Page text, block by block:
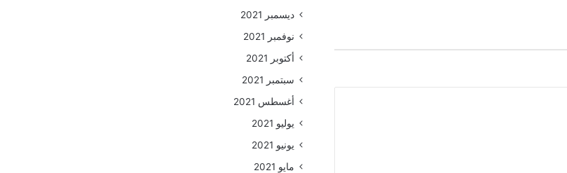
ديسمبر 2021
نوفمبر 2021
أكتوبر 2021
سبتمبر 2021
أغسطس 2021
يوليو 2021
يونيو 2021
مايو 2021